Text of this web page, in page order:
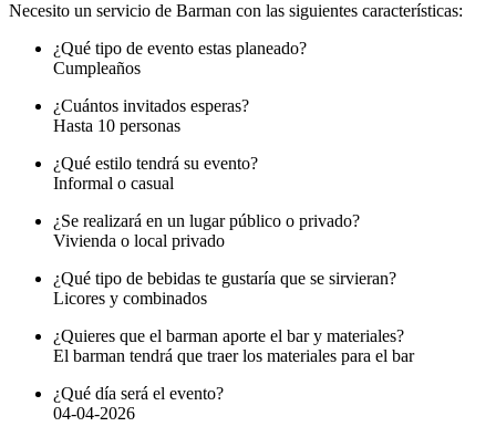
Necesito un servicio de Barman con las siguientes características:
¿Qué tipo de evento estas planeado?
Cumpleaños
¿Cuántos invitados esperas?
Hasta 10 personas
¿Qué estilo tendrá su evento?
Informal o casual
¿Se realizará en un lugar público o privado?
Vivienda o local privado
¿Qué tipo de bebidas te gustaría que se sirvieran?
Licores y combinados
¿Quieres que el barman aporte el bar y materiales?
El barman tendrá que traer los materiales para el bar
¿Qué día será el evento?
04-04-2026